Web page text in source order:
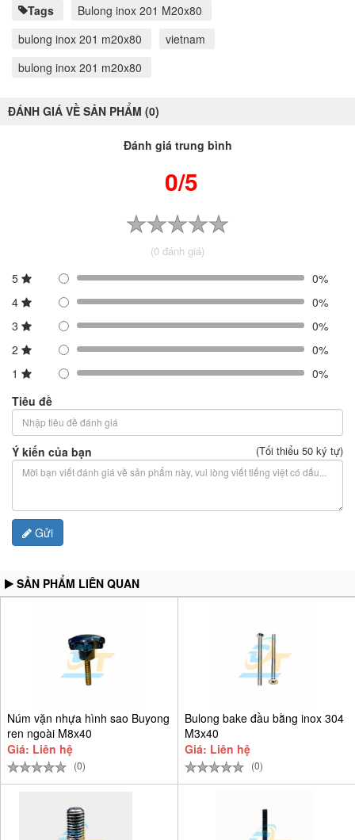
Tags
Bulong inox 201 M20x80
bulong inox 201 m20x80
vietnam
bulong inox 201 m20x80
ĐÁNH GIÁ VỀ SẢN PHẨM (0)
Đánh giá trung bình
0/5
(0 đánh giá)
5
0%
4
0%
3
0%
2
0%
1
0%
Tiêu đề
Ý kiến của bạn (Tối thiểu 50 ký tự)
Gửi
SẢN PHẨM LIÊN QUAN
Núm vặn nhựa hình sao Buyong
ren ngoài M8x40
Giá: Liên hệ
(0)
Bulong bake đầu bằng inox 304
M3x40
Giá: Liên hệ
(0)